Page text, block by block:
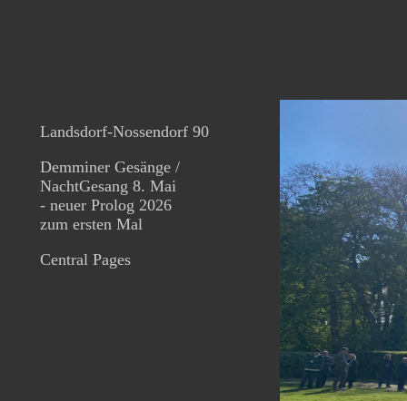
Landsdorf-Nossendorf 90
Demminer Gesänge /
NachtGesang 8. Mai
- neuer Prolog 2026
zum ersten Mal
Central Pages